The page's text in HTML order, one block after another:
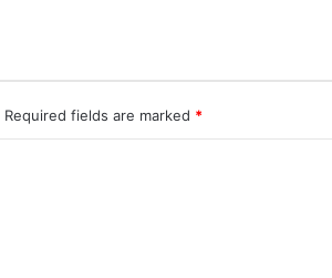
Required fields are marked *